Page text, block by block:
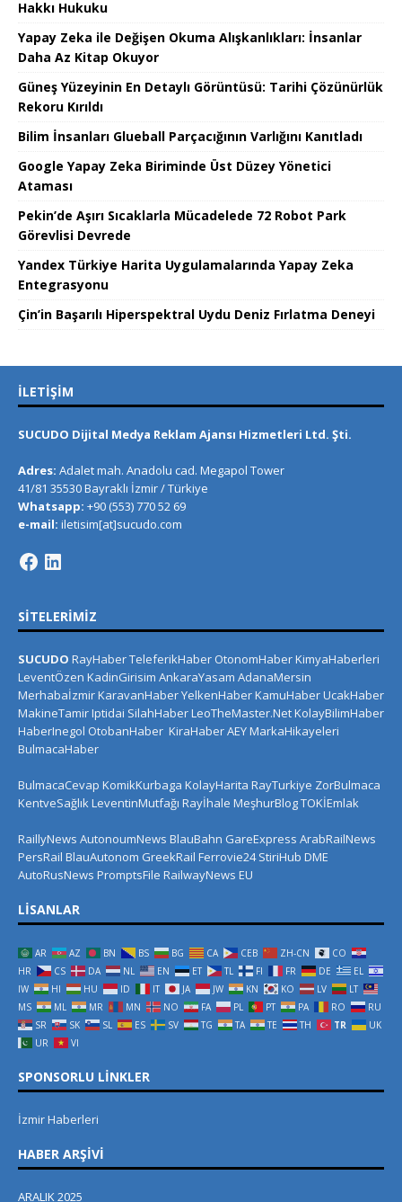
Hakkı Hukuku
Yapay Zeka ile Değişen Okuma Alışkanlıkları: İnsanlar
Daha Az Kitap Okuyor
Güneş Yüzeyinin En Detaylı Görüntüsü: Tarihi Çözünürlük
Rekoru Kırıldı
Bilim İnsanları Glueball Parçacığının Varlığını Kanıtladı
Google Yapay Zeka Biriminde Üst Düzey Yönetici
Ataması
Pekin’de Aşırı Sıcaklarla Mücadelede 72 Robot Park
Görevlisi Devrede
Yandex Türkiye Harita Uygulamalarında Yapay Zeka
Entegrasyonu
Çin’in Başarılı Hiperspektral Uydu Deniz Fırlatma Deneyi
İLETIŞIM
SUCUDO Dijital Medya Reklam Ajansı Hizmetleri Ltd. Şti.
Adres: Adalet mah. Anadolu cad. Megapol Tower
41/81 35530 Bayraklı İzmir / Türkiye
Whatsapp: +90 (553) 770 52 69
e-mail: iletisim[at]sucudo.com
SITELERIMIZ
SUCUDO RayHaberTeleferikHaber OtonomHaberKimyaHaberleri
LeventÖzen KadinGirisim AnkaraYasam AdanaMersin
MerhabaİzmirKaravanHaberYelkenHaberKamuHaberUcakHaber
MakineTamirIptidai SilahHaberLeoTheMaster.NetKolayBilimHaber
HaberInegol OtobanHaber KiraHaberAEYMarkaHikayeleri
BulmacaHaber
BulmacaCevap KomikKurbaga KolayHarita RayTurkiye ZorBulmaca
KentveSağlıkLeventinMutfağı Rayİhale MeşhurBlogTOKİEmlak
RaillyNews AutonoumNews BlauBahn GareExpress ArabRailNews
PersRail BlauAutonom GreekRail Ferrovie24 StiriHub DME
AutoRusNews PromptsFile RailwayNews EU
LISANLAR
AR AZ BN BS BG CA CEB ZH-CN
CO
HR
CS DA NL EN ET TL FI FR DE
EL
IW
HI HU ID IT JA JW KN KO LV
LT
MS
ML MR MN NO FA PL PT PA RO
RU
SR
SK SL ES SV TG TA TE TH TR
UK
UR
VI
SPONSORLU LINKLER
İzmir Haberleri
HABER ARŞIVI
ARALIK 2025